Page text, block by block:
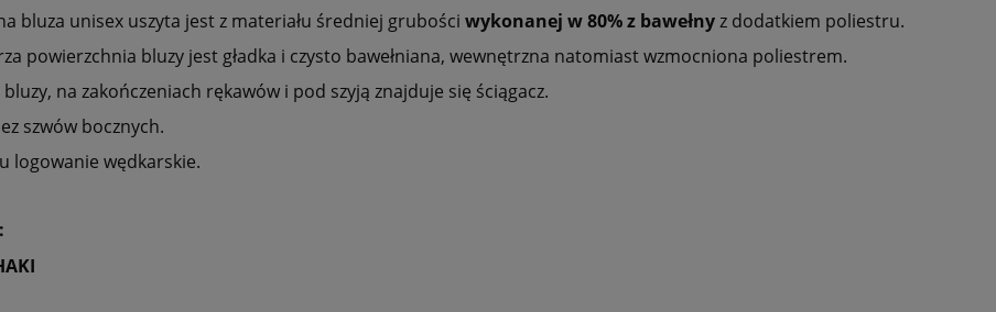
bluza unisex uszyta jest z materiału średniej grubości wykonanej w 80% z bawełnyz dodatkiem poliestru.
powierzchnia bluzy jest gładka i czysto bawełniana, wewnętrzna natomiast wzmocniona poliestrem.
na zakończeniach rękawów i pod szyją znajduje się ściągacz.
szwów bocznych.
logowanie wędkarskie.